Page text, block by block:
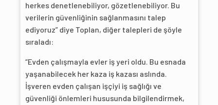
herkes denetlenebiliyor, gözetlenebiliyor. Bu
verilerin güvenliğinin sağlanmasını talep
ediyoruz” diye Toplan, diğer talepleri de şöyle
sıraladı:
“Evden çalışmayla evler iş yeri oldu. Bu esnada
yaşanabilecek her kaza iş kazası aslında.
İşveren evden çalışan işçiyi iş sağlığı ve
güvenliği önlemleri hususunda bilgilendirmek,